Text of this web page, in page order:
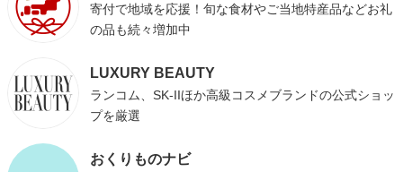
寄付で地域を応援！旬な食材やご当地特産品などお礼
の品も続々増加中
LUXURY BEAUTY
ランコム、SK-IIほか高級コスメブランドの公式ショッ
プを厳選
おくりものナビ